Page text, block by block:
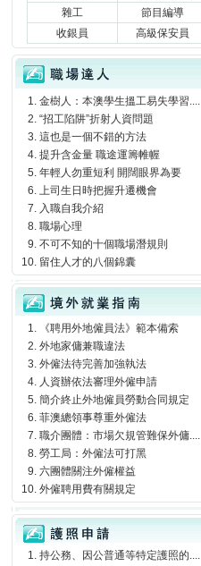
雜工
節目編導
收銀員
高級保安員
職場達人
金樹人：本澳學生搵工易失學習....
“招工陷阱”折射人資問題
這也是一個不錯的方法
提升含金量 職途運籌帷幄
年輕人勿重短利 開闊眼界為要
上司生日時把握升遷機會
入職自我介紹
職場心理
不可不知的十個職場潛規則
留住人才的八個錦囊
境外就業指南
《聘用外地僱員法》範本備索
外地家傭兼職違法
外僱法待完善加強執法
人資辦依法審理外僱申請
簡介終止外地僱員勞動合同規定
菲澳總領事尊重外僱法
職介團體：市場欠規管難保外傭....
勞工局：外僱法可打黑
六團體關注外僱權益
外僱聘用費有關規定
護照申請
持公務、因公普通等特定護照的....